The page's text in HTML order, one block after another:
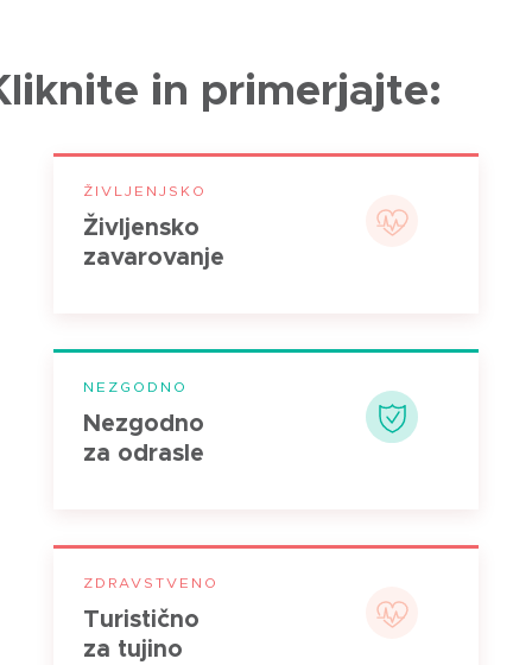
in primerjajte:
ŽIVLJENJSKO
Življensko
zavarovanje
NEZGODNO
Nezgodno
za odrasle
ZDRAVSTVENO
Turistično
za tujino